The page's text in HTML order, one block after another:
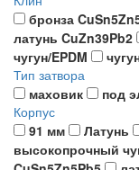
бронза
латунь CuZn39Pb2
чугун/EPDM
Тип затвора
маховик
под
Корпус
91 мм
Латунь
высокопрочный